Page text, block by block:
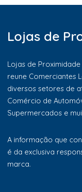
Lojas de
Lojas de Proximidade
reune Comerciantes
diversos setores de
Comércio de
Supermercados e
A informação que
é da exclusiva
marca.